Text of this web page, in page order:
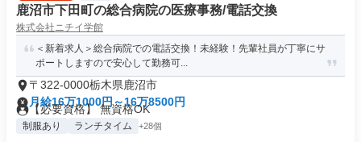
鹿沼市下田町の総合病院の医療事務/電話交換
株式会社ニチイ学館
＜新着求人＞総合病院での電話交換！未経験！先輩社員が丁寧にサ
ポートしますので安心して勤務可...
〒322-0000栃木県鹿沼市
月給16万1000円～16万8500円
【必要資格】 無資格OK
制服あり ランチタイム +28個